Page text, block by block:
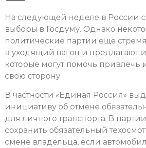
На следующей неделе в России
выборы в Госдуму. Однако
политические партии ещё
в уходящий вагон и предлагают
которые могут помочь привлечь
свою сторону.
В частности «Единая Россия»
инициативу об отмене
для личного транспорта. В
сохранить обязательный
смене владельца, если